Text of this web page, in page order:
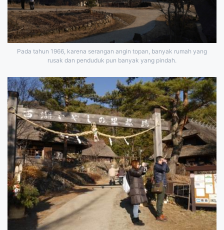
Pada tahun 1966, karena serangan angin topan, banyak rumah yang
rusak dan penduduk pun banyak yang pindah.